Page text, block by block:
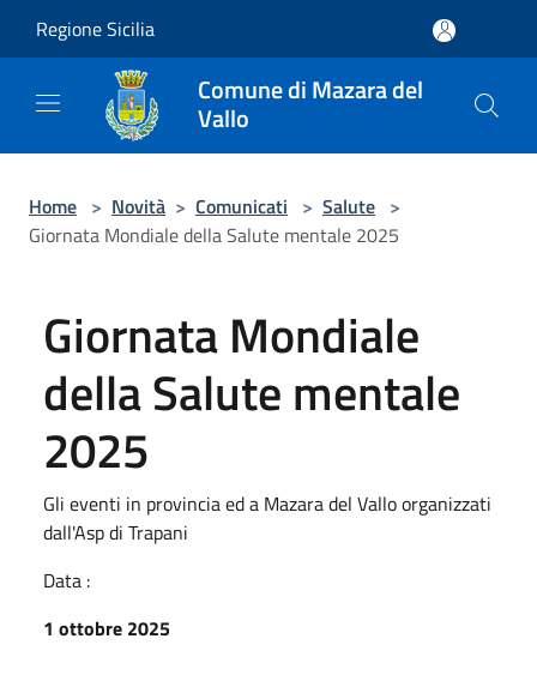
Regione Sicilia
Comune di Mazara del
Vallo
Home > Novità > Comunicati > Salute >
Giornata Mondiale della Salute mentale 2025
Giornata Mondiale
della Salute mentale
2025
Gli eventi in provincia ed a Mazara del Vallo organizzati
dall'Asp di Trapani ​
Data :
1 ottobre 2025